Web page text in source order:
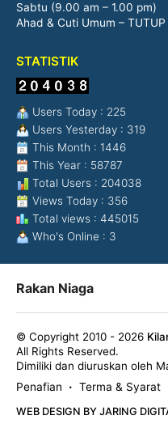
Sabtu (9.00 am – 1.00 pm)
Ahad & Cuti Umum – TUTUP
STATISTIK
Users Today : 225
Users Yesterday : 319
This Month : 1446
This Year : 58787
Total Users : 204038
Views Today : 356
Total views : 445015
Who's Online : 3
Rakan Niaga
© Copyright 2010 - 2026
All Rights Reserved.
Dimiliki dan diuruskan oleh
Penafian
• Terma & Syarat
WEB DESIGN BY JARING